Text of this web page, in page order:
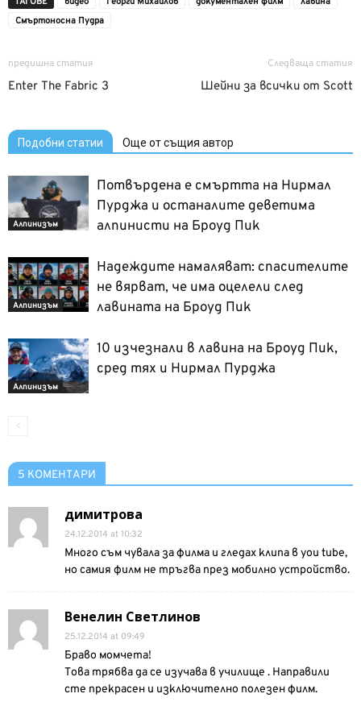
Смъртоносна Пудра
предишна статия
Enter The Fabric 3
Следваща статия
Шейни за всички от Scott
Подобни статии Още от същия автор
Алпинизъм
Потвърдена е смъртта на Нирмал
Пурджа и останалите деветима
алпинисти на Броуд Пик
Алпинизъм
Надеждите намаляват: спасителите
не вярват, че има оцелели след
лавината на Броуд Пик
Алпинизъм
10 изчезнали в лавина на Броуд Пик,
сред тях и Нирмал Пурджа
5 КОМЕНТАРИ
димитрова
24.12.2014 at 10:32
Много съм чувала за филма и гледах клипа в you tube,
но самия филм не тръгва през мобилно устройство.
Венелин Светлинов
25.12.2014 at 09:49
Браво момчета!
Това трябва да се изучава в училище . Направили
сте прекрасен и изключително полезен филм.